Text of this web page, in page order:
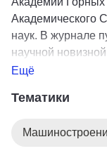
Академического
наук. В журнале
научной
завершенных
специалистов в
Ещё
Тематики